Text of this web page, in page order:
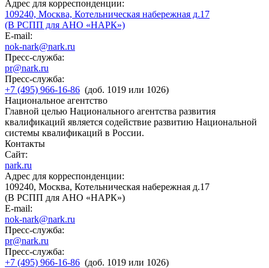
Адрес для корреспонденции:
109240, Москва, Котельническая набережная д.17
(В РСПП для АНО «НАРК»)
E-mail:
nok-nark@nark.ru
Пресс-служба:
pr@nark.ru
Пресс-служба:
+7 (495) 966-16-86 (доб. 1019 или 1026)
Национальное агентство
Главной целью Национального агентства развития
квалификаций является содействие развитию Национальной
системы квалификаций в России.
Контакты
Сайт:
nark.ru
Адрес для корреспонденции:
109240, Москва, Котельническая набережная д.17
(В РСПП для АНО «НАРК»)
E-mail:
nok-nark@nark.ru
Пресс-служба:
pr@nark.ru
Пресс-служба:
+7 (495) 966-16-86 (доб. 1019 или 1026)